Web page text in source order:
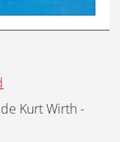
Kurt Wirth -